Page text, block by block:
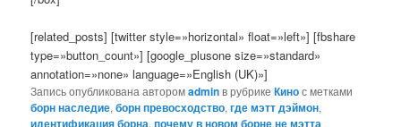
[related_posts] [twitter style=»horizontal» float=»left»] [fbshare
type=»button_count»] [google_plusone size=»standard»
annotation=»none» language=»English (UK)»]
Запись опубликована авторомadminв рубрикеКинос метками
борн наследие,борн превосходство,где мэтт дэймон,
идентификация борна,почему в новом борне не мэтта